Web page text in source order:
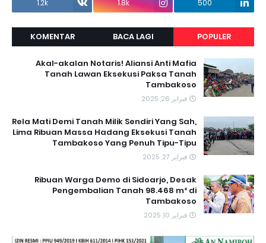
500
1.8k
1.2k
POPULER
BACA LAGI
KOMENTAR
Akal-akalan Notaris! Aliansi Anti Mafia
Tanah Lawan Eksekusi Paksa Tanah
Tambakoso
فبراير 26, 2025
Rela Mati Demi Tanah Milik Sendiri Yang Sah,
Lima Ribuan Massa Hadang Eksekusi Tanah
Tambakoso Yang Penuh Tipu-Tipu
فبراير 27, 2025
Ribuan Warga Demo di Sidoarjo, Desak
Pengembalian Tanah 98.468 m² di
Tambakoso
فبراير 10, 2025